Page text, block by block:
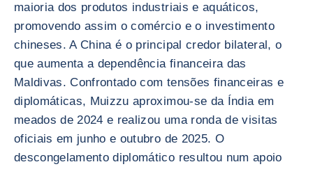
maioria dos produtos industriais e aquáticos,
promovendo assim o comércio e o investimento
chineses. A China é o principal credor bilateral, o
que aumenta a dependência financeira das
Maldivas. Confrontado com tensões financeiras e
diplomáticas, Muizzu aproximou-se da Índia em
meados de 2024 e realizou uma ronda de visitas
oficiais em junho e outubro de 2025. O
descongelamento diplomático resultou num apoio